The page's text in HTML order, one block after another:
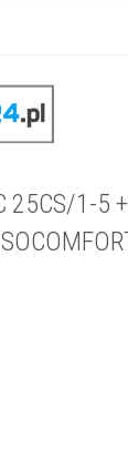
25CS/1-5